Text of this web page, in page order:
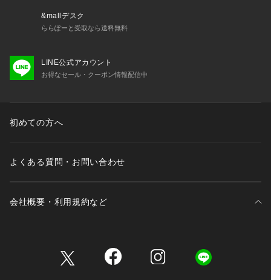
&mallデスク
ららぽーと受取なら送料無料
LINE公式アカウント
お得なセール・クーポン情報配信中
初めての方へ
よくある質問・お問い合わせ
会社概要・利用規約など